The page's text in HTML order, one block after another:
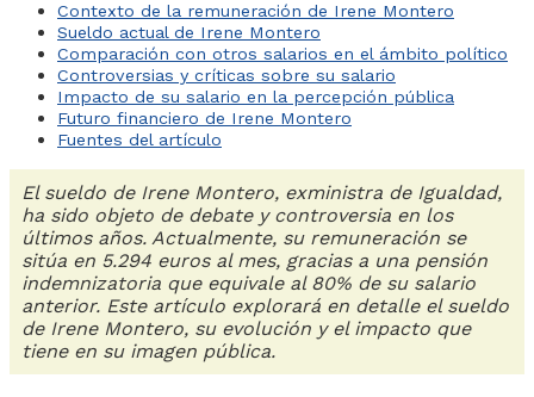
Contexto de la remuneración de Irene Montero
Sueldo actual de Irene Montero
Comparación con otros salarios en el ámbito político
Controversias y críticas sobre su salario
Impacto de su salario en la percepción pública
Futuro financiero de Irene Montero
Fuentes del artículo
El sueldo de Irene Montero, exministra de Igualdad,
ha sido objeto de debate y controversia en los
últimos años. Actualmente, su remuneración se
sitúa en 5.294 euros al mes, gracias a una pensión
indemnizatoria que equivale al 80% de su salario
anterior. Este artículo explorará en detalle el sueldo
de Irene Montero, su evolución y el impacto que
tiene en su imagen pública.